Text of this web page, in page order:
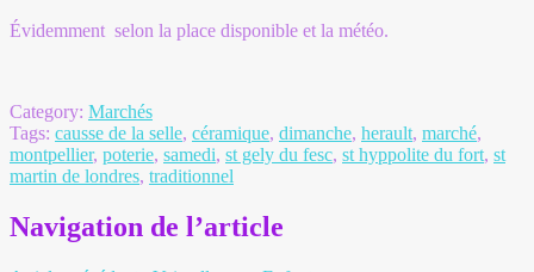
Évidemment selon la place disponible et la météo.
Category: Marchés
Tags: causse de la selle, céramique, dimanche, herault, marché,
montpellier, poterie, samedi, st gely du fesc, st hyppolite du fort, st
martin de londres, traditionnel
Navigation de l’article